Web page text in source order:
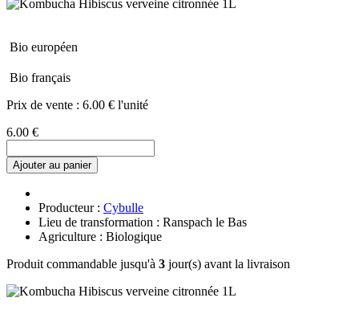
Bio européen
Bio français
Prix de vente : 6.00 € l'unité
6.00 €
Ajouter au panier
Producteur : Cybulle
Lieu de transformation : Ranspach le Bas
Agriculture : Biologique
Produit commandable jusqu'à 3 jour(s) avant la livraison